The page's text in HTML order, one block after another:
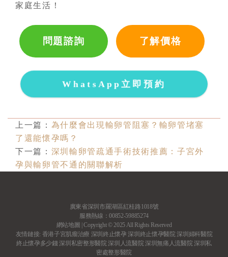
家庭生活！
問題諮詢 了解價格
WhatsApp立即預約
上一篇： 為什麼會出現輸卵管阻塞？輸卵管堵塞
了還能懷孕嗎？
下一篇： 深圳輸卵管疏通手術技術推薦：子宮外
孕與輸卵管不通的關聯解析
廣東省深圳市羅湖區紅桂路1018號
服務熱線：00852-59885274
網站地圖 | Copyright © 2025 All Rights Reserved
友情鏈接: 香港子宮肌瘤治療 深圳終止懷孕深圳終止懷孕醫院 深圳婦科醫院
終止懷孕多少錢深圳私密整形醫院 深圳人流醫院 深圳無痛人流醫院 深圳私
密處整形醫院